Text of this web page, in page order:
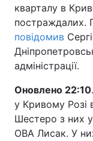
кварталу в
постраждалих.
повідомив
адміністрації.
Оновлено 22:10
у Кривому Розі
Шестеро з них
ОВА Лисак. У